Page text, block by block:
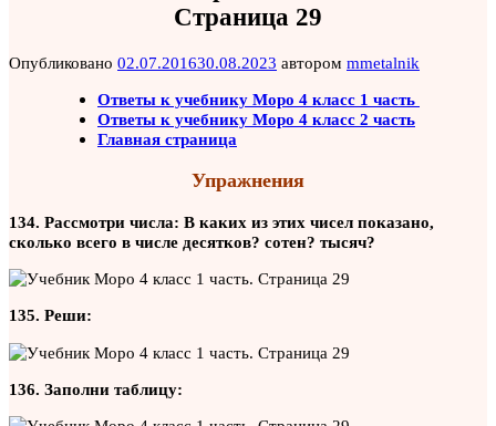
Страница 29
Опубликовано 02.07.201630.08.2023 автором mmetalnik
Ответы к учебнику Моро 4 класс 1 часть
Ответы к учебнику Моро 4 класс 2 часть
Главная страница
Упражнения
134. Рассмотри числа: В каких из этих чисел показано,
сколько всего в числе десятков? сотен? тысяч?
135. Реши:
136. Заполни таблицу: